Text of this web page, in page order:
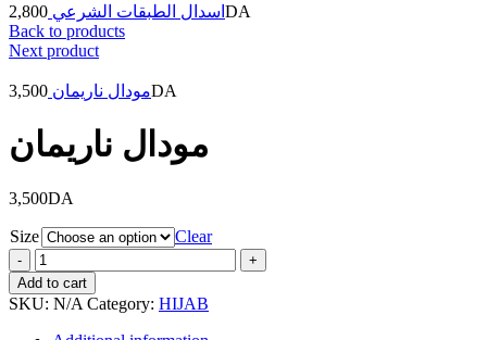
اسدال الطبقات الشرعي 2,800
DA
Back to products
Next product
مودال ناريمان 3,500 DA
مودال ناريمان
3,500DA
Size
Clear
مودال
ناريمان
quantity
Add to cart
SKU: N/A Category: HIJAB